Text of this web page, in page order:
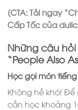
[CTA: Tải ngay
Cấp Tốc của
Những câu
“People Also
Học gọi món
Không hề khó! Để
cần học khoảng